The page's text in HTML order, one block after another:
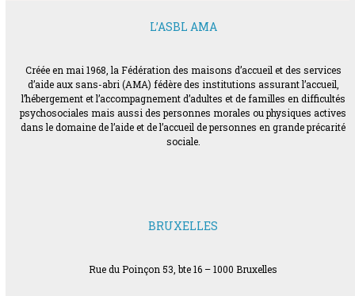
L’ASBL AMA
Créée en mai 1968, la Fédération des maisons d’accueil et des services
d’aide aux sans-abri (AMA) fédère des institutions assurant l’accueil,
l’hébergement et l’accompagnement d’adultes et de familles en difficultés
psychosociales mais aussi des personnes morales ou physiques actives
dans le domaine de l’aide et de l’accueil de personnes en grande précarité
sociale.
BRUXELLES
Rue du Poinçon 53, bte 16 – 1000 Bruxelles